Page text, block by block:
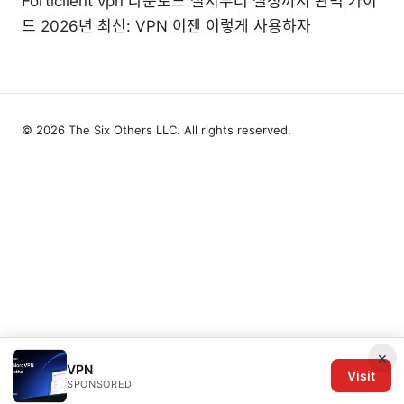
드 2026년 최신: VPN 이젠 이렇게 사용하자
×
VPN
SPONSORED
Visit
© 2026 The Six Others LLC. All rights reserved.